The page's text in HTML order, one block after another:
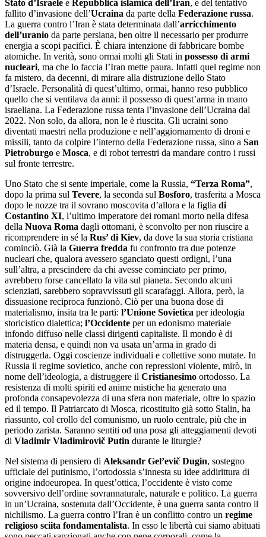
Stato d’Israele e Repubblica islamica dell’Iran, e del tentativo
fallito d’invasione dell’Ucraina da parte della Federazione russa.
La guerra contro l’Iran è stata determinata dall’arricchimento
dell’uranio da parte persiana, ben oltre il necessario per produrre
energia a scopi pacifici. È chiara intenzione di fabbricare bombe
atomiche. In verità, sono ormai molti gli Stati in possesso di armi
nucleari, ma che lo faccia l’Iran mette paura. Infatti quel regime non
fa mistero, da decenni, di mirare alla distruzione dello Stato
d’Israele. Personalità di quest’ultimo, ormai, hanno reso pubblico
quello che si ventilava da anni: il possesso di quest’arma in mano
israeliana. La Federazione russa tenta l’invasione dell’Ucraina dal
2022. Non solo, da allora, non le è riuscita. Gli ucraini sono
diventati maestri nella produzione e nell’aggiornamento di droni e
missili, tanto da colpire l’interno della Federazione russa, sino a San
Pietroburgo e Mosca, e di robot terrestri da mandare contro i russi
sul fronte terrestre.
Uno Stato che si sente imperiale, come la Russia, “Terza Roma”,
dopo la prima sul Tevere, la seconda sul Bosforo, trasferita a Mosca
dopo le nozze tra il sovrano moscovita d’allora e la figlia di
Costantino XI, l’ultimo imperatore dei romani morto nella difesa
della Nuova Roma dagli ottomani, è sconvolto per non riuscire a
ricomprendere in sé la Rus’ di Kiev, da dove la sua storia cristiana
cominciò. Già la Guerra fredda fu confronto tra due potenze
nucleari che, qualora avessero sganciato questi ordigni, l’una
sull’altra, a prescindere da chi avesse cominciato per primo,
avrebbero forse cancellato la vita sul pianeta. Secondo alcuni
scienziati, sarebbero sopravvissuti gli scarafaggi. Allora, però, la
dissuasione reciproca funzionò. Ciò per una buona dose di
materialismo, insita tra le parti: l’Unione Sovietica per ideologia
storicistico dialettica; l’Occidente per un edonismo materiale
infondo diffuso nelle classi dirigenti capitaliste. Il mondo è di
materia densa, e quindi non va usata un’arma in grado di
distruggerla. Oggi coscienze individuali e collettive sono mutate. In
Russia il regime sovietico, anche con repressioni violente, mirò, in
nome dell’ideologia, a distruggere il Cristianesimo ortodosso. La
resistenza di molti spiriti ed anime mistiche ha generato una
profonda consapevolezza di una sfera non materiale, oltre lo spazio
ed il tempo. Il Patriarcato di Mosca, ricostituito già sotto Stalin, ha
riassunto, col crollo del comunismo, un ruolo centrale, più che in
periodo zarista. Saranno sentiti od una posa gli atteggiamenti devoti
di Vladimir Vladimirovič Putin durante le liturgie?
Nel sistema di pensiero di Aleksandr Gel’evič Dugin, sostegno
ufficiale del putinismo, l’ortodossia s’innesta su idee addirittura di
origine indoeuropea. In quest’ottica, l’occidente è visto come
sovversivo dell’ordine sovrannaturale, naturale e politico. La guerra
in un’Ucraina, sostenuta dall’Occidente, è una guerra santa contro il
nichilismo. La guerra contro l’Iran è un conflitto contro un regime
religioso sciita fondamentalista. In esso le libertà cui siamo abituati